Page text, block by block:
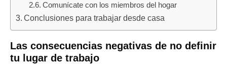
Comunícate con los miembros del hogar
Conclusiones para trabajar desde casa
Las consecuencias negativas de no definir
tu lugar de trabajo